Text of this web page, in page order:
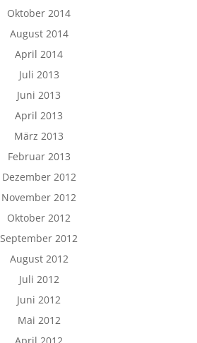
Oktober 2014
August 2014
April 2014
Juli 2013
Juni 2013
April 2013
März 2013
Februar 2013
Dezember 2012
November 2012
Oktober 2012
September 2012
August 2012
Juli 2012
Juni 2012
Mai 2012
April 2012